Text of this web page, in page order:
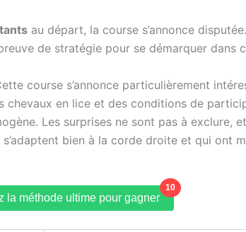
au départ, la course s’annonce
de stratégie pour se démarquer dans
course s’annonce particulièrement
chevaux en lice et des conditions de
Les surprises ne sont pas à exclure,
bien à la corde droite et qui ont
la méthode ultime pour gagner
10